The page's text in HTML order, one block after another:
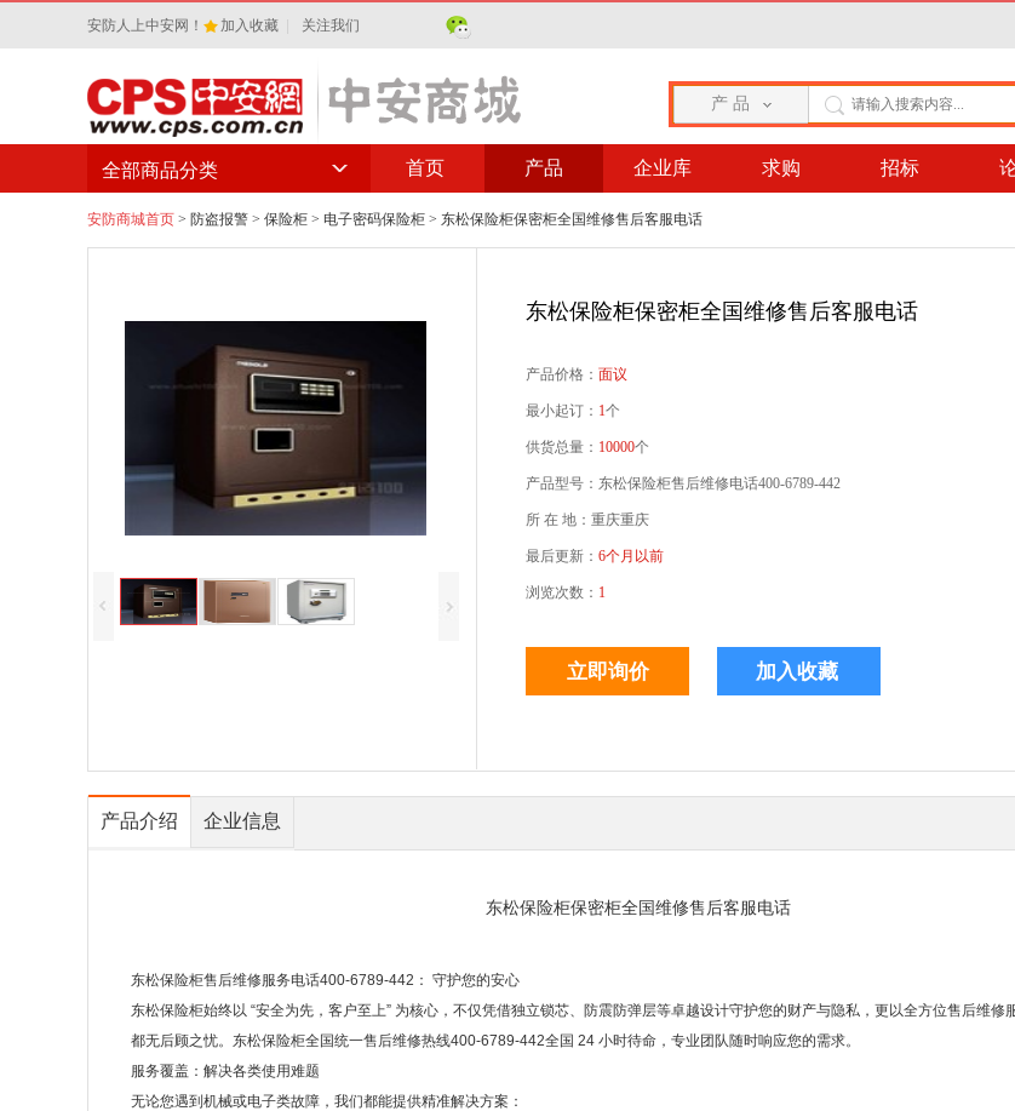
安防人上中安网！ 加入收藏 关注我们
产 品
首页 产品 企业库 求购 招标
全部商品分类
安防商城首页 > 防盗报警 > 保险柜 > 电子密码保险柜 > 东松保险柜保密柜全国维修售后客服电话
东松保险柜保密柜全国维修售后客服电话
产品价格： 面议
最小起订： 1个
供货总量： 10000个
产品型号：东松保险柜售后维修电话400-6789-442
所 在 地：重庆重庆
最后更新： 6个月以前
浏览次数： 1
产品介绍 企业信息
东松保险柜保密柜全国维修售后客服电话
东松保险柜售后维修服务电话400-6789-442： 守护您的安心
东松保险柜始终以 “安全为先，客户至上” 为核心，不仅凭借独立锁芯、防震防弹层等卓越设计守护您的财产与隐私，更以全方位售后维修
都无后顾之忧。东松保险柜全国统一售后维修热线400-6789-442全国 24 小时待命，专业团队随时响应您的需求。
服务覆盖：解决各类使用难题
无论您遇到机械或电子类故障，我们都能提供精准解决方案：